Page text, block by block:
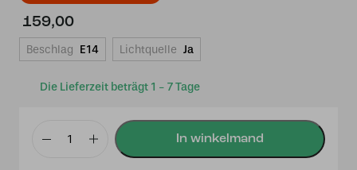
Die Lieferzeit beträgt 1 - 7 Tage
159,00
Beschlag E14 Lichtquelle Ja
Tiffany